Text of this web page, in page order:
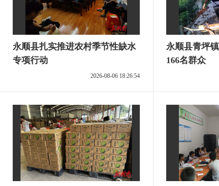
永顺县扎实推进农村季节性缺水
专项行动
2026-08-06 18:26:54
永顺县青坪
166名群众